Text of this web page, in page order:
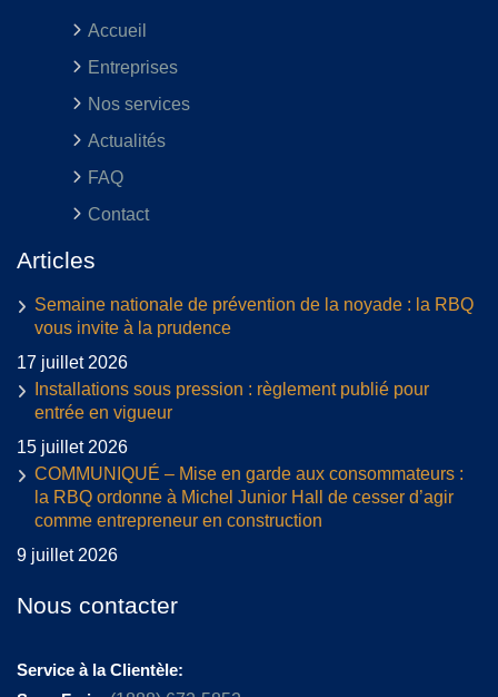
Accueil
Entreprises
Nos services
Actualités
FAQ
Contact
Articles
Semaine nationale de prévention de la noyade : la RBQ
vous invite à la prudence
17 juillet 2026
Installations sous pression : règlement publié pour
entrée en vigueur
15 juillet 2026
COMMUNIQUÉ – Mise en garde aux consommateurs :
la RBQ ordonne à Michel Junior Hall de cesser d’agir
comme entrepreneur en construction
9 juillet 2026
Nous contacter
Service à la Clientèle: